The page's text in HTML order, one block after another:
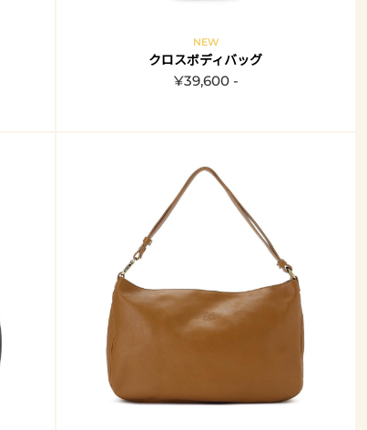
NEW
クロスボディバッグ
¥39,600 -